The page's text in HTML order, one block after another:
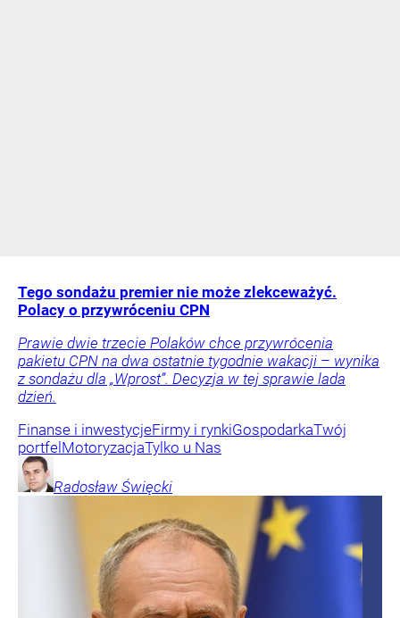
Tego sondażu premier nie może zlekceważyć.
Polacy o przywróceniu CPN
Prawie dwie trzecie Polaków chce przywrócenia
pakietu CPN na dwa ostatnie tygodnie wakacji – wynika
z sondażu dla „Wprost”. Decyzja w tej sprawie lada
dzień.
Finanse i inwestycjeFirmy i rynkiGospodarkaTwój
portfel MotoryzacjaTylko u Nas
Radosław Święcki